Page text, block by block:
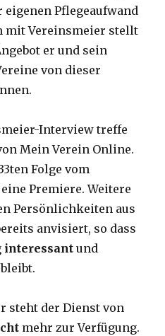
eigenen Pflegeaufwand
mit Vereinsmeier stellt
er und sein
von dieser
Interview treffe
Mein Verein Online.
Folge vom
Premiere. Weitere
Persönlichkeiten aus
anvisiert, so dass
interessant und
steht der Dienst von
mehr zur Verfügung.